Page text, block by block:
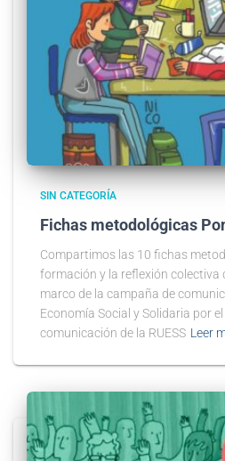
SIN CATEGORÍA
Fichas metodológicas
Compartimos las 10 fichas
formación y la reflexión colectiva
marco de la campaña de
Economía Social y Solidaria por
comunicación de la RUESS Leer